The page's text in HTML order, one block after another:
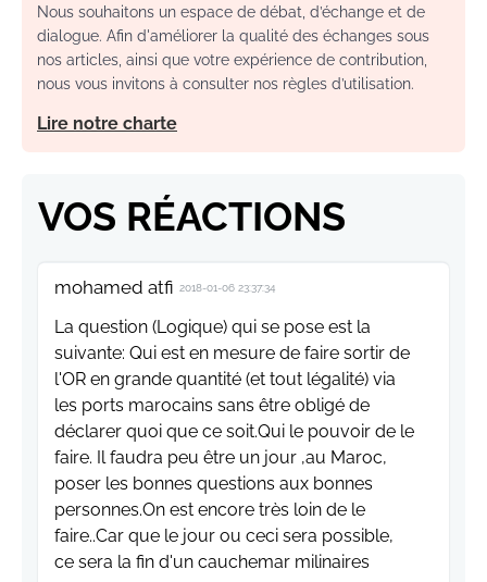
Nous souhaitons un espace de débat, d’échange et de
dialogue. Afin d'améliorer la qualité des échanges sous
nos articles, ainsi que votre expérience de contribution,
nous vous invitons à consulter nos règles d’utilisation.
Lire notre charte
VOS RÉACTIONS
mohamed atfi 2018-01-06 23:37:34
La question (Logique) qui se pose est la
suivante: Qui est en mesure de faire sortir de
l'OR en grande quantité (et tout légalité) via
les ports marocains sans être obligé de
déclarer quoi que ce soit.Qui le pouvoir de le
faire. Il faudra peu être un jour ,au Maroc,
poser les bonnes questions aux bonnes
personnes.On est encore très loin de le
faire..Car que le jour ou ceci sera possible,
ce sera la fin d'un cauchemar milinaires